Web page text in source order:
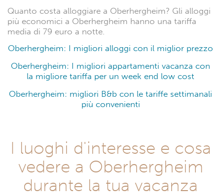
Quanto costa alloggiare a Oberhergheim? Gli alloggi
più economici a Oberhergheim hanno una tariffa
media di 79 euro a notte.
Oberhergheim: I migliori alloggi con il miglior prezzo
Oberhergheim: I migliori appartamenti vacanza con
la migliore tariffa per un week end low cost
Oberhergheim: migliori B&b con le tariffe settimanali
più convenienti
I luoghi d'interesse e cosa
vedere a Oberhergheim
durante la tua vacanza